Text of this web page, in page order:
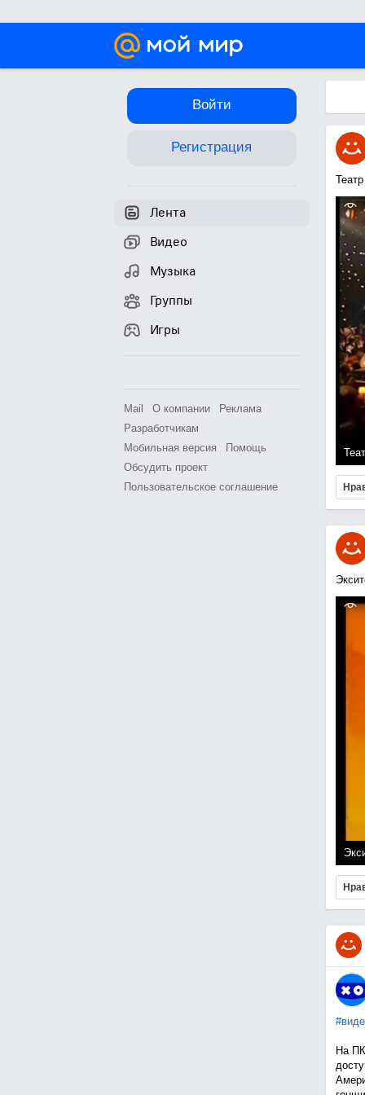
Войти
Регистрация
Лента
Видео
Музыка
Группы
Игры
Mail О компании
Реклама
Разработчикам
Мобильная версия
Помощь
Обсудить проект
Пользовательское соглашение
На